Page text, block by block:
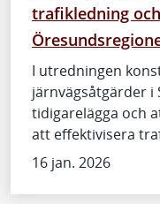
trafikledning
I utredningen
järnvägsåtgärder i
tidigarelägga och
att effektivisera
16 jan. 2026